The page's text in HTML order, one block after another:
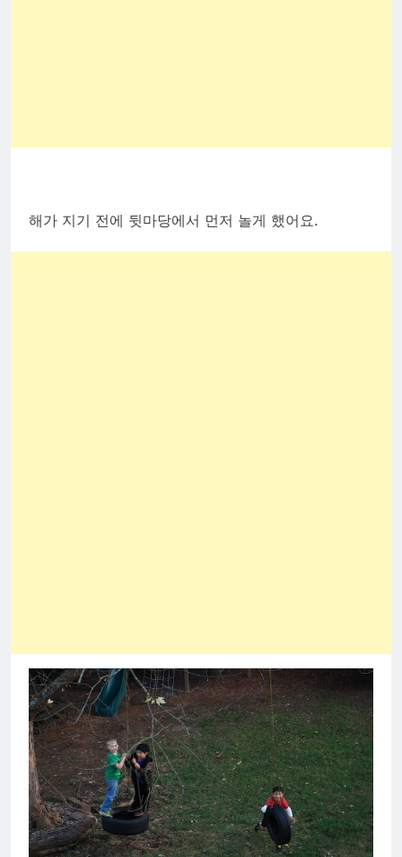
해가 지기 전에 뒷마당에서 먼저 놀게 했어요.